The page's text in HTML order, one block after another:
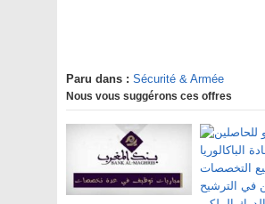
Paru dans : Sécurité & Armée
Nous vous suggérons ces offres